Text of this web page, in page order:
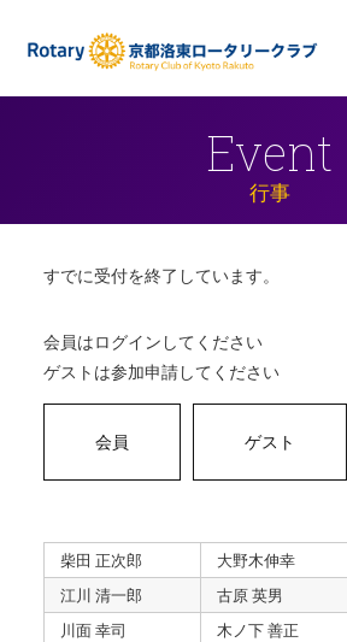
Event
行事
すでに受付を終了しています。
会員はログインしてください
ゲストは参加申請してください
柴田 正次郎
大野木伸幸
江川 清一郎
古原 英男
川面 幸司
木ノ下 善正